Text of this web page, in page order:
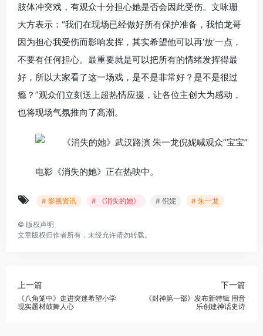
肢体冲突戏，有观众十分担心她是否会因此受伤。文咏珊
大方表示：“我们在现场已经做好所有保护准备，我怕龙哥
因为担心我受伤而影响发挥，其实希望他可以再‘放’一点，
不要有任何担心。最重要就是可以把所有的情绪发挥得最
好，所以大家看了这一场戏，是不是非常好？是不是很过
瘾？”观众们立刻送上超热情应援，让各位主创大为感动，
也将现场气氛推向了高潮。
电影《消失的她》正在热映中。
# 影视资讯 # 《消失的她》 # 倪妮 # 朱一龙
© 版权声明
文章版权归作者所有，未经允许请勿转载。
上一篇
《八角笼中》走进突迷希望小学
现实题材鼓舞人心
下一篇
《封神第一部》发布新特辑 用音
乐创建神话史诗